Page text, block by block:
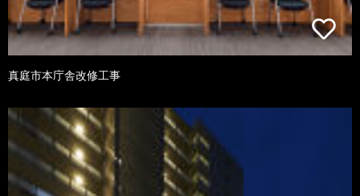
真庭市本庁舎改修工事